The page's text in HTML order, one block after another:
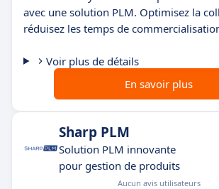
avec une solution PLM. Optimisez la
réduisez les temps de
Voir plus de détails
En savoir plus
Sharp PLM
Solution PLM innovante
pour gestion de produits
Aucun avis utilisateurs